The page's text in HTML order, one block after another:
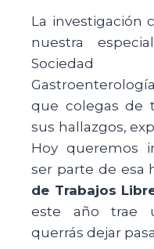
La investigación
nuestra
Sociedad
que colegas de
sus hallazgos,
Hoy queremos
ser parte de esa
de Trabajos
este año trae
querrás dejar